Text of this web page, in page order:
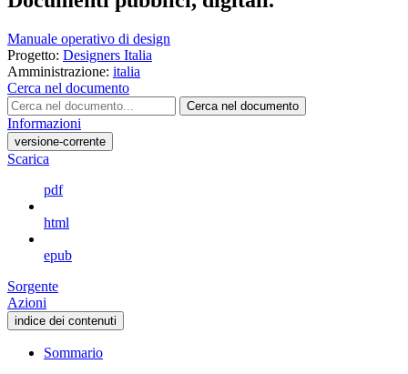
Manuale operativo di design
Progetto: Designers Italia
Amministrazione: italia
Cerca nel documento
Cerca nel documento
Informazioni
versione-corrente
Scarica
pdf
html
epub
Sorgente
Azioni
indice dei contenuti
Sommario